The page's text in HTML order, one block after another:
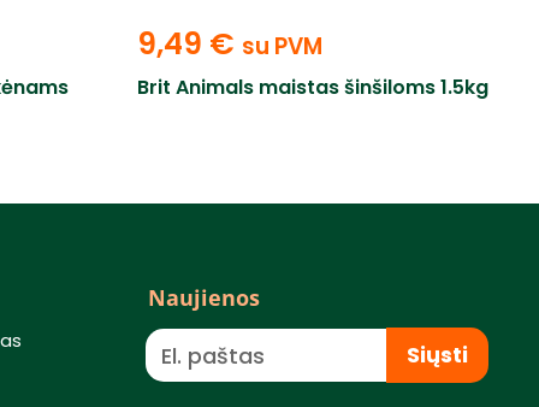
9,49 € su PVM
Brit Animals maistas šinšiloms 1.5kg
Naujienos
Siųsti